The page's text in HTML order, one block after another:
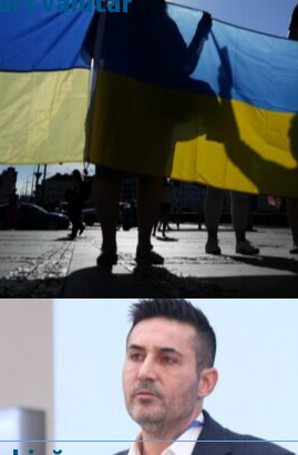
Curs valutar: 07 Aug 2026
EUR
: 5,2554 RON
+0,0041 ▲
: 4,5584 RON
+0,0077 ▲
: 5,6244 RON
+0,0023 ▲
GBP : 6,1277 RON
+0,0041 ▲
Convertor valutar
»